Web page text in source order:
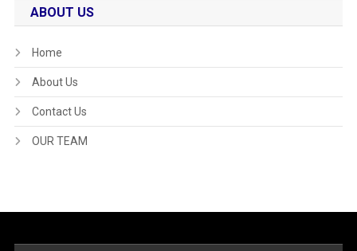
ABOUT US
Home
About Us
Contact Us
OUR TEAM